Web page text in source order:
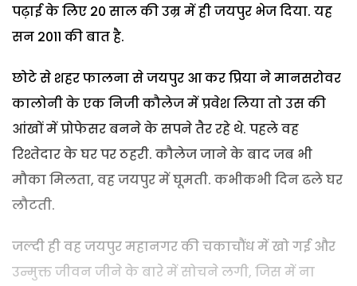
पढ़ाई के लिए 20 साल की उम्र में ही जयपुर भेज दिया. यह
सन 2011 की बात है.
छोटे से शहर फालना से जयपुर आ कर प्रिया ने मानसरोवर
कालोनी के एक निजी कौलेज में प्रवेश लिया तो उस की
आंखों में प्रोफेसर बनने के सपने तैर रहे थे. पहले वह
रिश्तेदार के घर पर ठहरी. कौलेज जाने के बाद जब भी
मौका मिलता, वह जयपुर में घूमती. कभीकभी दिन ढले घर
लौटती.
जल्दी ही वह जयपुर महानगर की चकाचौंध में खो गई और
उन्मुक्त जीवन जीने के बारे में सोचने लगी, जिस में ना